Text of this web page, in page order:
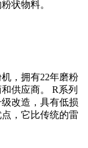
状物料。
，拥有22年磨粉
供应商。 R系列
改造，具有低损
，它比传统的雷